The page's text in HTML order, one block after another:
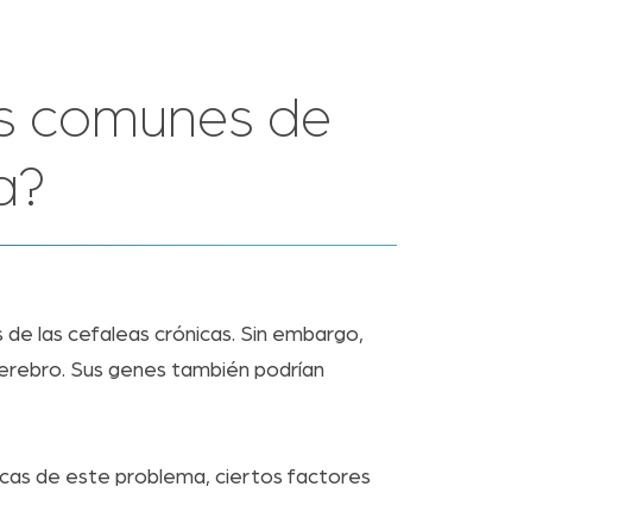
comunes de
las cefaleas crónicas. Sin embargo,
Sus genes también podrían
de este problema, ciertos factores